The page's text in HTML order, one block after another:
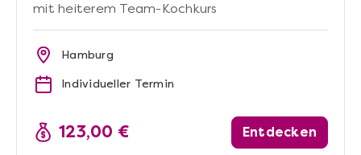
mit heiterem Team-Kochkurs
Hamburg
Individueller Termin
123,00 € Entdecken